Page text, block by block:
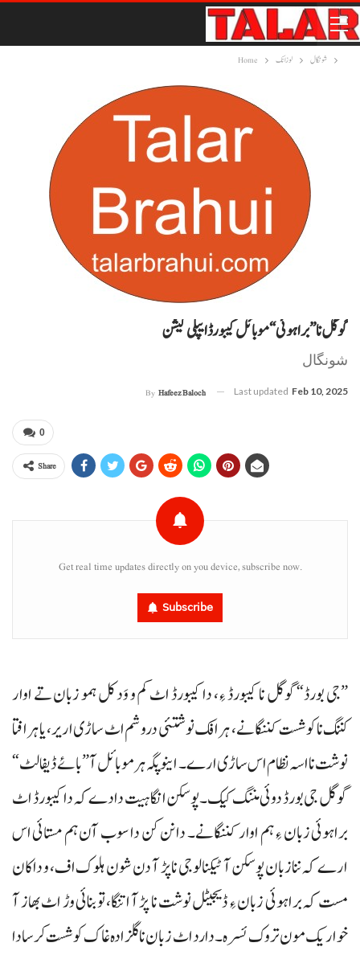
Home لوزانک شونگال
گوگل نا ”براہوئی“ موبائل کیبورڈ ایپلی کیشن
شونگال
By Hafeez Baloch Last updated Feb 10, 2025
0
Share
Get real time updates directly on you device, subscribe now.
Subscribe
”جی بورڈ“ گوگل نا کیبورڈ ءِ، دا کیبورڈ اٹ کم و وَد کل ہمو زبان تے اوار
کننگ نا کوشست کننگانے، ہرافک نوشتئی دروشم اٹ ساڑی اریر، یا ہرافتا
نوشت نا اسہ نظام اس ساڑی ارے۔ اینو پگہ ہر موبائل آ ”بائے ڈیفالٹ“
گوگل جی بورڈ دوئی مننگ کیک۔ پوسکن انگا ہیت دادے کہ دا کیبورڈ اٹ
براہوئی زبان ءِ ہم اوار کننگانے۔ دا نن کن دا سوب آن ہم مستائی اس
ارے کہ ننا زبان پوسکن آ ٹیکنالوجی نا پڑ آ دن شون ہلوک اف، و داکان
مست کہ براہوئی زبان ءِ ڈیجیٹل نوشت نا پڑآ اتنگا، تو بنائی وڑ اٹ بھاز آ
خواریک مون تروک ئسرہ۔ دا رد اٹ زبان نا گلزادہ غاک کوشست کرسا دا